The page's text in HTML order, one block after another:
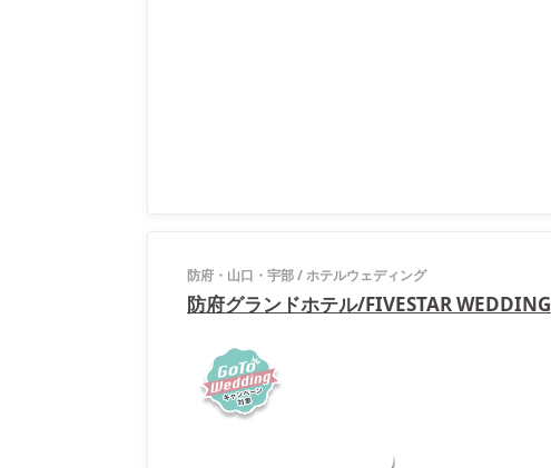
防府・山口・宇部/ホテルウェディング
防府グランドホテル/FIVESTAR WEDDING